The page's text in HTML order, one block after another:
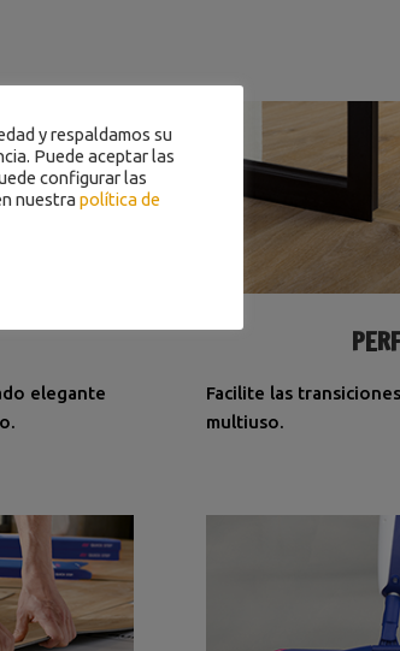
elegante
Facilite las
multiuso.
y respaldamos su
Puede aceptar las
configurar las
nuestra política de